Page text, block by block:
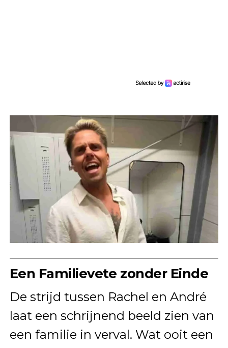
Een Familievete zonder Einde
De strijd tussen Rachel en André
laat een schrijnend beeld zien van
een familie in verval. Wat ooit een